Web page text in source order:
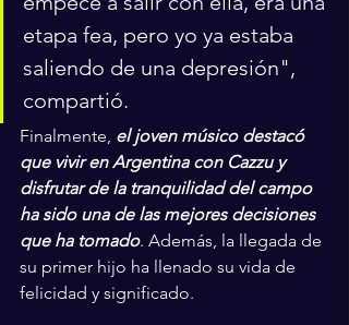
etapa fea, pero yo ya estaba
saliendo de una depresión",
compartió.
Finalmente, el joven músico destacó
que vivir en Argentina con Cazzu y
disfrutar de la tranquilidad del campo
ha sido una de las mejores decisiones
que ha tomado. Además, la llegada de
su primer hijo ha llenado su vida de
felicidad y significado.